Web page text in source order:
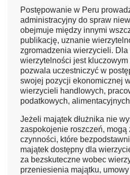
Postępowanie w Peru
administracyjny do spraw
obejmuje między innymi
publikację, uznanie
zgromadzenia wierzycieli.
wierzytelności jest
pozwala uczestniczyć w
swojej pozycji ekonomicznej
wierzycieli handlowych,
podatkowych,
Jeżeli majątek dłużnika nie
zaspokojenie roszczeń, mogą
czynności, które
majątek dostępny dla
za bezskuteczne wobec
przeniesienia majątku,